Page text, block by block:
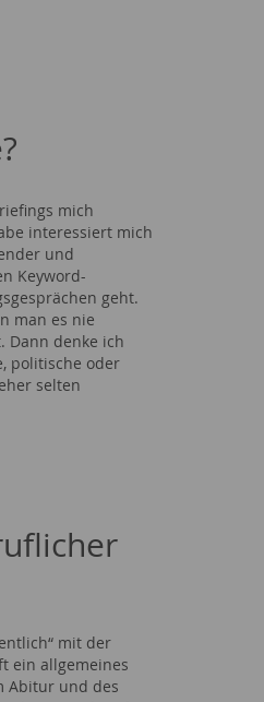
mich
interessiert mich
und
Keyword-
geht.
man es nie
Dann denke ich
politische oder
selten
mit der
ein allgemeines
Abitur und des